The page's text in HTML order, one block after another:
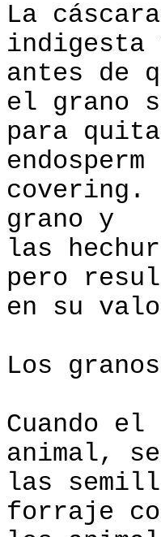
La
indigesta
antes de
el grano
para
endosperm
covering.
grano y
las
pero
en su
Los
Cuando
animal,
las
forraje